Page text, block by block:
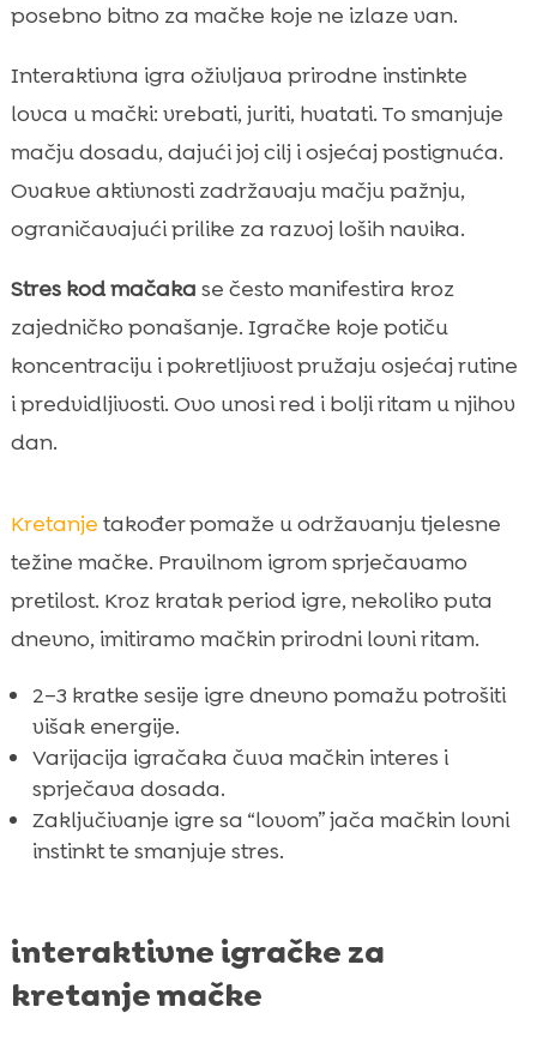
posebno bitno za mačke koje ne izlaze van.
Interaktivna igra oživljava prirodne instinkte
lovca u mački: vrebati, juriti, hvatati. To smanjuje
mačju dosadu, dajući joj cilj i osjećaj postignuća.
Ovakve aktivnosti zadržavaju mačju pažnju,
ograničavajući prilike za razvoj loših navika.
Stres kod mačaka se često manifestira kroz
zajedničko ponašanje. Igračke koje potiču
koncentraciju i pokretljivost pružaju osjećaj rutine
i predvidljivosti. Ovo unosi red i bolji ritam u njihov
dan.
Kretanje također pomaže u održavanju tjelesne
težine mačke. Pravilnom igrom sprječavamo
pretilost. Kroz kratak period igre, nekoliko puta
dnevno, imitiramo mačkin prirodni lovni ritam.
2–3 kratke sesije igre dnevno pomažu potrošiti
višak energije.
Varijacija igračaka čuva mačkin interes i
sprječava dosada.
Zaključivanje igre sa “lovom” jača mačkin lovni
instinkt te smanjuje stres.
interaktivne igračke za
kretanje mačke